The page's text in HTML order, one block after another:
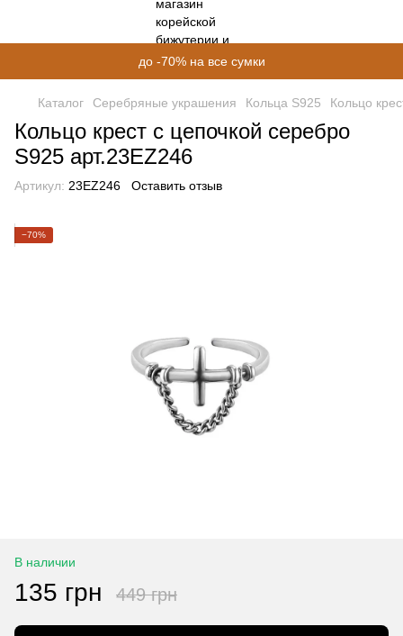
до -70% на все сумки
Каталог Серебряные украшения Кольца S925 Кольцо
Кольцо крест с цепочкой серебро
S925 арт.23EZ246
Артикул: 23EZ246 Оставить отзыв
−70%
В наличии
135 грн 449 грн